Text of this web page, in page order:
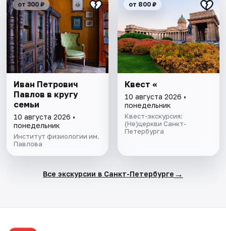
от 300 ₽
Иван Петрович
Павлов в кругу
семьи
10 августа 2026 •
понедельник
Институт физиологии им.
Павлова
от 800 ₽
Квест «
10 августа 2026 •
понедельник
Квест-экскурсия:
(Не)церкви Санкт-
Петербурга
Все экскурсии в Санкт-Петербурге →